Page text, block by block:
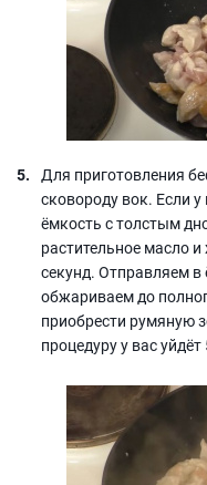
Для приготовления
сковороду вок. Если
ёмкость с толстым
растительное масло
секунд. Отправляем
обжариваем до
приобрести румяную
процедуру у вас